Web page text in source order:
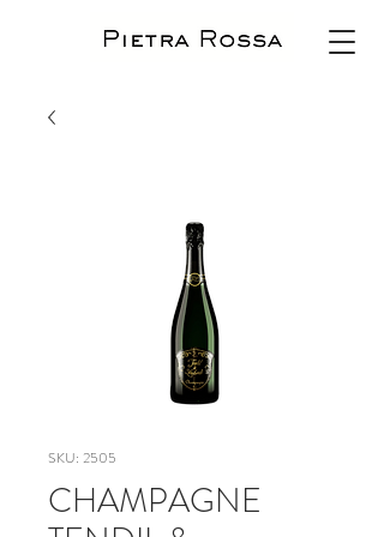
SKU: 2505
CHAMPAGNE